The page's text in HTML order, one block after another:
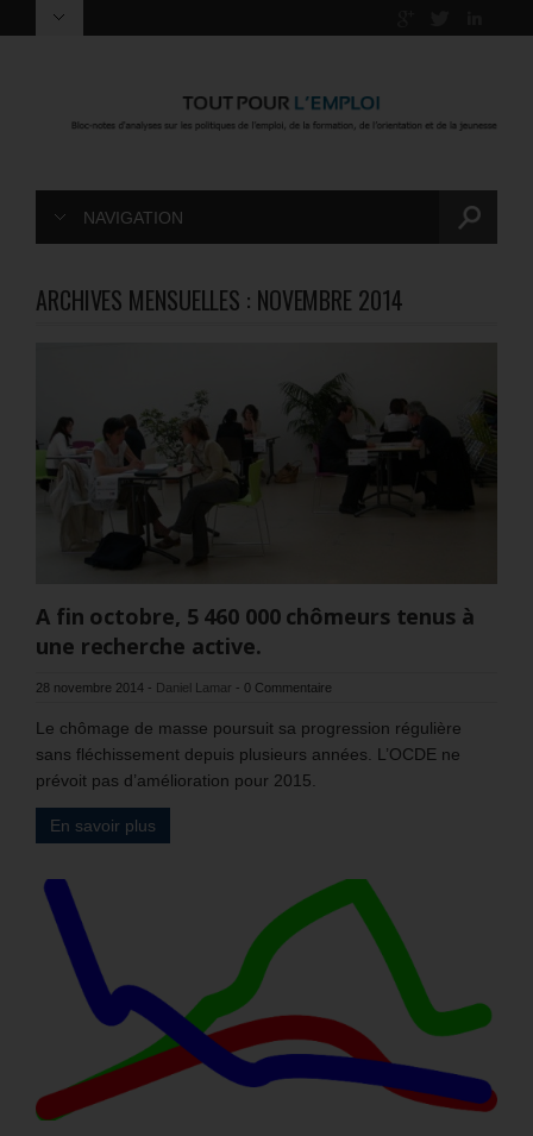
NAVIGATION
ARCHIVES MENSUELLES : NOVEMBRE 2014
A fin octobre, 5 460 000 chômeurs tenus à
une recherche active.
28 novembre 2014 - Daniel Lamar - 0 Commentaire
Le chômage de masse poursuit sa progression régulière
sans fléchissement depuis plusieurs années. L’OCDE ne
prévoit pas d’amélioration pour 2015.
En savoir plus